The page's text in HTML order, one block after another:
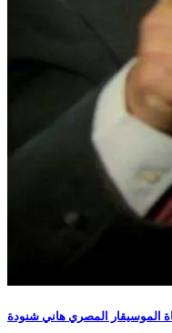
الموسيقار المصري هاني شنودة